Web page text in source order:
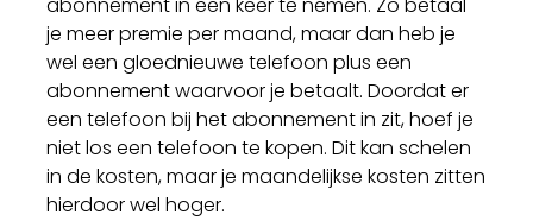
abonnement in een keer te nemen. Zo betaal
je meer premie per maand, maar dan heb je
wel een gloednieuwe telefoon plus een
abonnement waarvoor je betaalt. Doordat er
een telefoon bij het abonnement in zit, hoef je
niet los een telefoon te kopen. Dit kan schelen
in de kosten, maar je maandelijkse kosten zitten
hierdoor wel hoger.